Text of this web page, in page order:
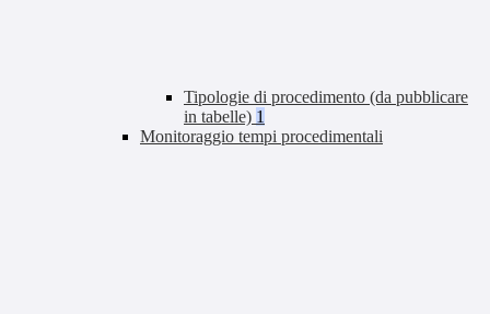
Tipologie di procedimento (da pubblicare
in tabelle) 1
Monitoraggio tempi procedimentali